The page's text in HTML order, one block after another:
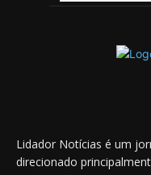
Lidador Notícias é um
direcionado